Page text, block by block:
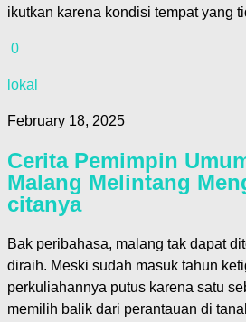
ikutkan karena kondisi tempat yang
0
lokal
February 18, 2025
Cerita Pemimpin
Malang Melintang
citanya
Bak peribahasa, malang tak dapat
diraih. Meski sudah masuk tahun
perkuliahannya putus karena satu
memilih balik dari perantauan di